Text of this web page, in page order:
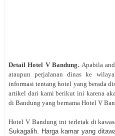
Detail Hotel V Bandung. Apabila
ataupun perjalanan dinas ke
informasi tentang hotel yang berada
artikel dari kami berikut ini karena
di Bandung yang bernama Hotel V
Hotel V Bandung ini terletak di
Sukagalih. Harga kamar yang